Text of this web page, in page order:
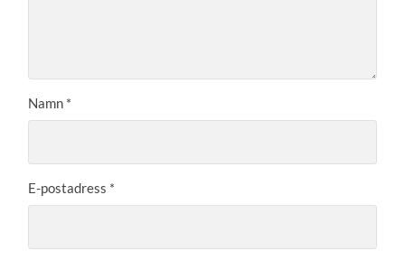
Namn *
E-postadress *